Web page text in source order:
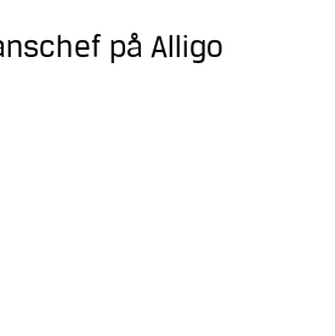
på Alligo